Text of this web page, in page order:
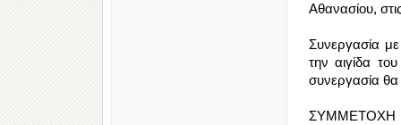
Αθανασίου,
Συνεργασία
την αιγίδα
συνεργασία θα
ΣΥΜΜΕΤΟΧΗ